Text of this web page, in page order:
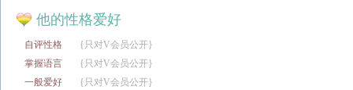
他的性格爱好
自评性格
{只对V会员公开}
掌握语言
{只对V会员公开}
一般爱好
{只对V会员公开}